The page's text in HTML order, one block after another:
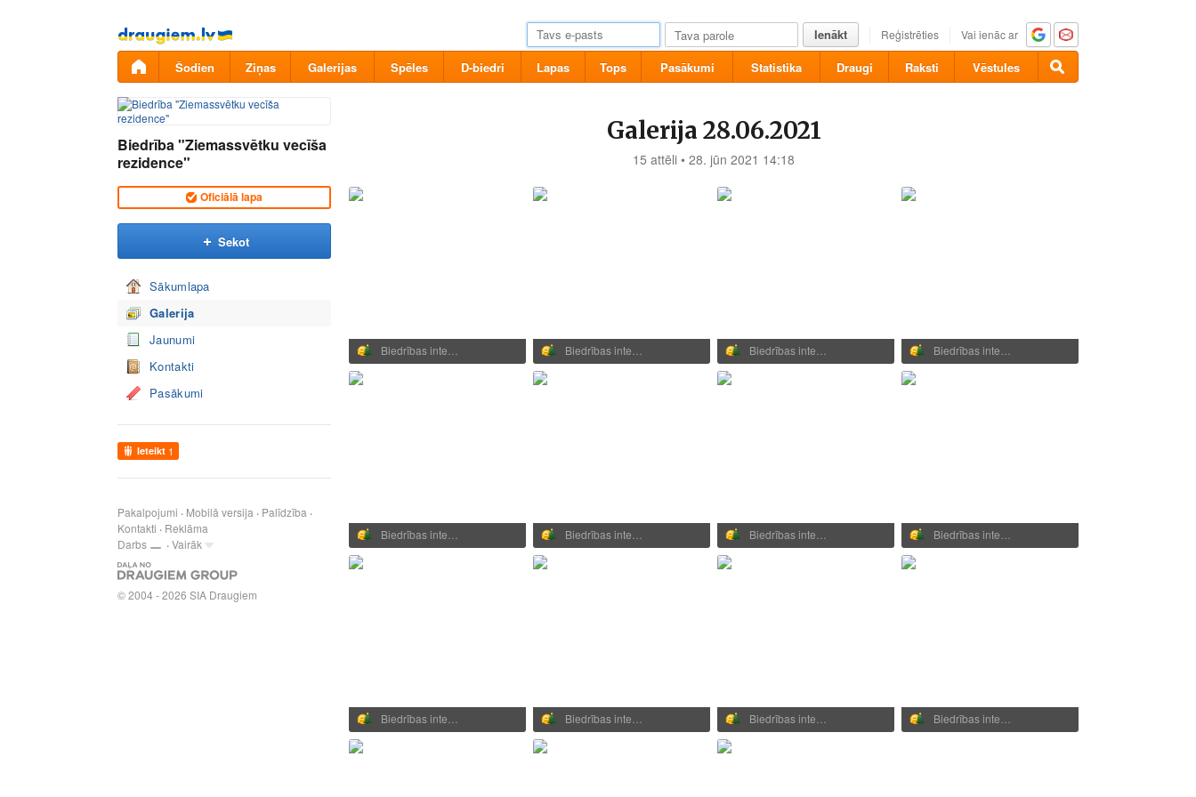
Pāriet
uz
saturu
Ienākt Reģistrēties Vai ienāc ar
Šodien Ziņas Galerijas Spēles D-biedri Lapas Tops Pasākumi Statistika Draugi Raksti Vēstules
Biedrība "Ziemassvētku vecīša
rezidence"
Oficiālā lapa
Sekot
Sākumlapa
Galerija
Jaunumi
Kontakti
Pasākumi
Ieteikt 1
Pakalpojumi Mobilā versija
Palīdzība
Kontakti
Reklāma
Darbs
Vairāk
© 2004 - 2026 SIA Draugiem
Galerija 28.06.2021
15 attēli • 28. jūn 2021 14:18
Biedrības inte… Biedrības inte… Biedrības inte… Biedrības inte…
Biedrības inte… Biedrības inte… Biedrības inte… Biedrības inte…
Biedrības inte… Biedrības inte… Biedrības inte… Biedrības inte…